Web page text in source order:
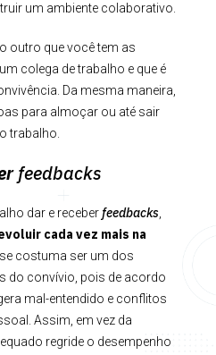
um ambiente colaborativo.
outro que você tem as
colega de trabalho e que é
Da mesma maneira,
para almoçar ou até sair
trabalho.
feedbacks
dar e receberfeedbacks,
cada vez mais na
costuma ser um dos
do convívio, pois de acordo
mal-entendido e conflitos
Assim, em vez da
regride o desempenho